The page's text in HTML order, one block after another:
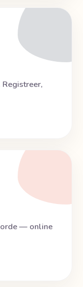
— online